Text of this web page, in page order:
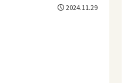
2024.11.29